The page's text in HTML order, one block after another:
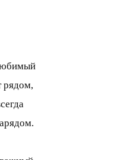
рядом,